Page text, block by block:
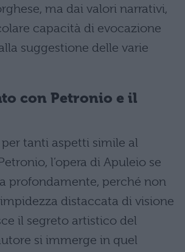
ma dai valori narrativi,
capacità di evocazione
suggestione delle varie
con Petronio e il
per tanti aspetti simile al
l’opera di Apuleio se
profondamente, perché non
distaccata di visione
il segreto artistico del
si immerge in quel